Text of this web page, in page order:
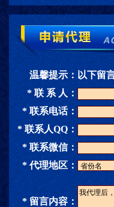
温馨提示：以下留
* 联 系 人：
* 联系电话：
* 联系人QQ：
* 联系微信：
* 代理地区：
* 留言内容：